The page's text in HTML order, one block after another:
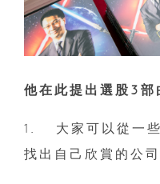
他在此提出選股3部
1.
大家可以從一
找出自己欣賞的公司